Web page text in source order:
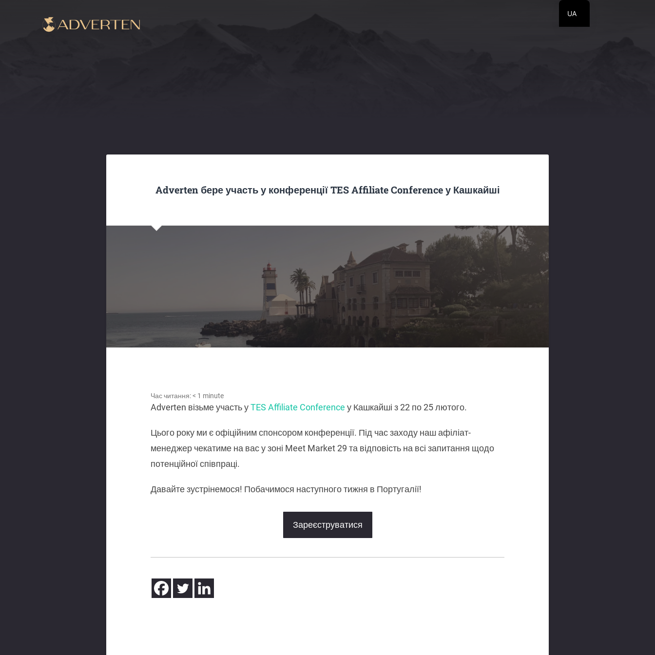
Adverten бере участь у конференції TES Affiliate Conference у Кашкайші
Час читання:< 1 minute
Adverten візьме участь уTES Affiliate Conference у Кашкайші з 22 по 25 лютого.
Цього року ми є офіційним спонсором конференції. Під час заходу наш афіліат-
менеджер чекатиме на вас у зоні Meet Market 29 та відповість на всі запитання щодо
потенційної співпраці.
Давайте зустрінемося! Побачимося наступного тижня в Португалії!
Зареєструватися
UA
EN